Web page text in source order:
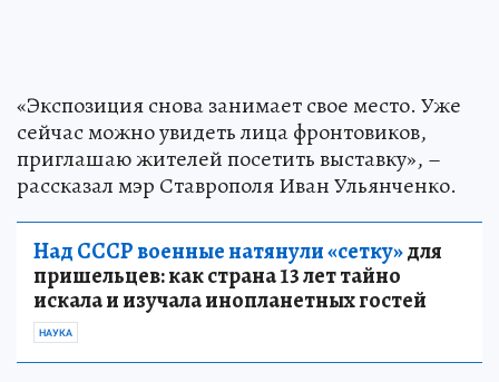
«Экспозиция снова занимает свое место. Уже
сейчас можно увидеть лица фронтовиков,
приглашаю жителей посетить выставку», –
рассказал мэр Ставрополя Иван Ульянченко.
Над СССР военные натянули «сетку»для
пришельцев: как страна 13 лет тайно
искала и изучала инопланетных гостей
НАУКА